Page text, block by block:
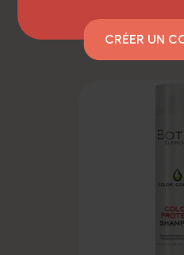
CRÉER UN